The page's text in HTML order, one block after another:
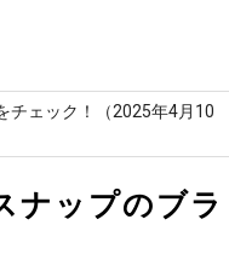
チェック！（2025年4月10
ナップのブラ